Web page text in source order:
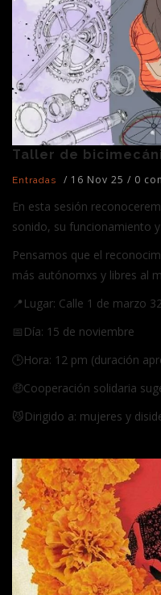
Taller de
Entradas / 16 Nov 25 / 0
En esta sesión
sonido, su funcionamiento
Pensamos que el
más autónomxs y libres al
📍Lugar: Calle 1 de marzo
📅Día: 15 de noviembre
🕒️Hora: 12 pm (duración
🤑Cooperación solidaria
😼Dirigido a: mujeres y